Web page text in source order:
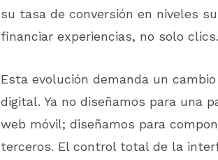
su tasa de conversión en niveles
financiar experiencias, no solo clics.
Esta evolución demanda un
digital. Ya no diseñamos para una
web móvil; diseñamos para
terceros. El control total de la